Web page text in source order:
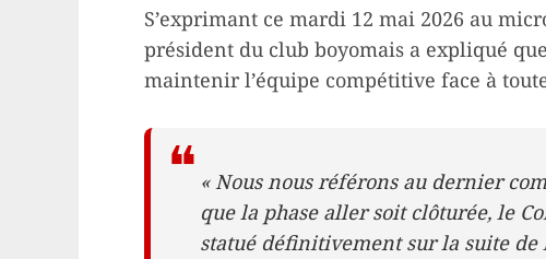
S’exprimant ce mardi 12 mai 2026 au
président du club boyomais a expliqué
maintenir l’équipe compétitive face à
« Nous nous référons au dernier
que la phase aller soit clôturée, le
statué définitivement sur la suite